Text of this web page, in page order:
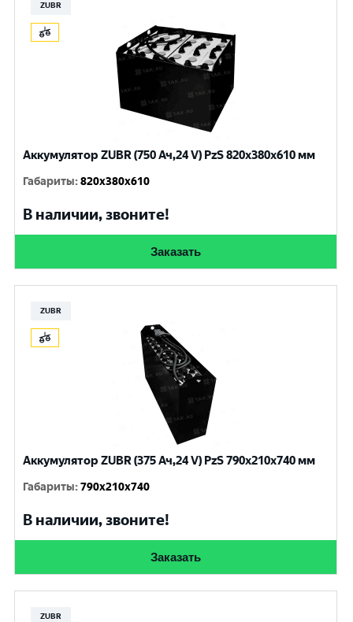
ZUBR
Аккумулятор ZUBR (750 Ач,24 V) PzS 820x380x610 мм
Габариты:820x380x610
В наличии, звоните!
Заказать
ZUBR
Аккумулятор ZUBR (375 Ач,24 V) PzS 790x210x740 мм
Габариты:790x210x740
В наличии, звоните!
Заказать
ZUBR